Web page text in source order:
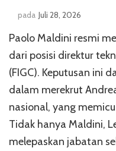
pada Juli 28, 2026
Paolo Maldini resmi
dari posisi direktur
(FIGC). Keputusan ini
dalam merekrut
nasional, yang
Tidak hanya Maldini,
melepaskan jabatan